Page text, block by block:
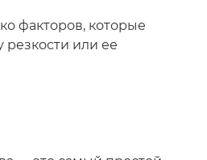
факторов, которые
резкости или ее